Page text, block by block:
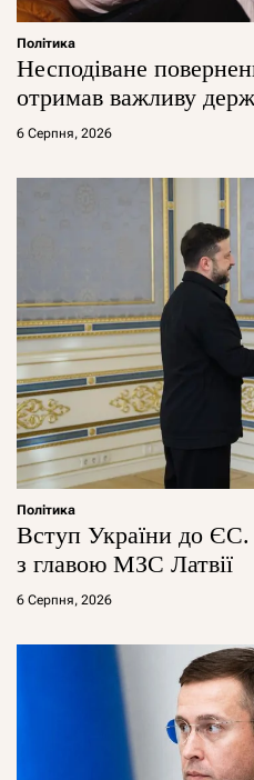
Політика
Несподіване
отримав важливу
6 Серпня, 2026
Політика
Вступ України до ЄС.
з главою МЗС Латвії
6 Серпня, 2026